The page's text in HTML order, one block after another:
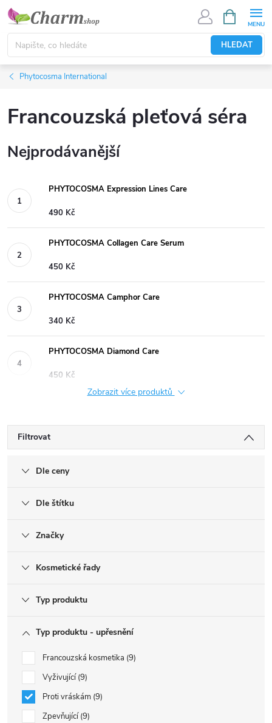
Přejít
obsah
HLEDAT
NÁKUPNÍ
KOŠÍK
Phytocosma International
Francouzská pleťová séra
Nejprodávanější
PHYTOCOSMA Expression Lines Care
490 Kč
PHYTOCOSMA Collagen Care Serum
450 Kč
PHYTOCOSMA Camphor Care
340 Kč
PHYTOCOSMA Diamond Care
450 Kč
Zobrazit více produktů
Filtrovat
Dle ceny
Dle štítku
Značky
Kosmetické řady
Typ produktu
Typ produktu - upřesnění
Francouzská kosmetika 9
Vyživující 9
Proti vráskám 9
Zpevňující 9